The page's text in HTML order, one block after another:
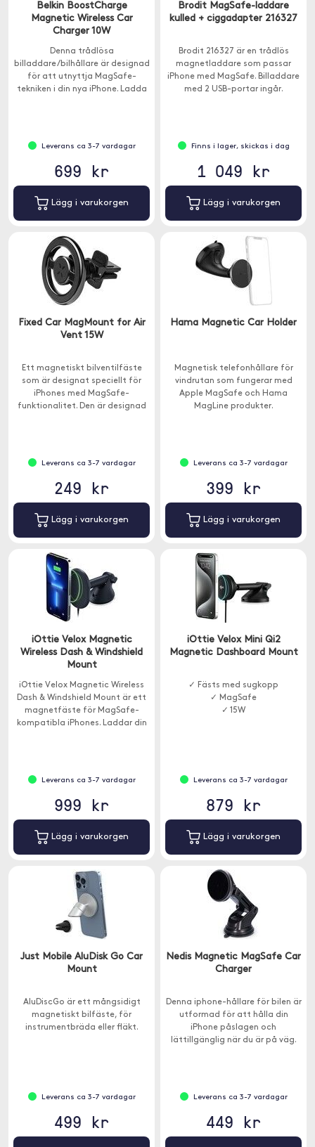
Belkin BoostCharge
Magnetic Wireless Car
Charger 10W
Denna trådlösa
billaddare/bilhållare är designad
för att utnyttja MagSafe-
tekniken i din nya iPhone. Ladda
Leverans ca 3-7 vardagar
699 kr
Lägg i varukorgen
Brodit MagSafe-laddare
kulled + ciggadapter 216327
Brodit 216327 är en trådlös
magnetladdare som passar
iPhone med MagSafe. Billaddare
med 2 USB-portar ingår.
Finns i lager, skickas i dag
1 049 kr
Lägg i varukorgen
Fixed Car MagMount for Air
Vent 15W
Ett magnetiskt bilventilfäste
som är designat speciellt för
iPhones med MagSafe-
funktionalitet. Den är designad
Leverans ca 3-7 vardagar
249 kr
Lägg i varukorgen
Hama Magnetic Car Holder
Magnetisk telefonhållare för
vindrutan som fungerar med
Apple MagSafe och Hama
MagLine produkter.
Leverans ca 3-7 vardagar
399 kr
Lägg i varukorgen
iOttie Velox Magnetic
Wireless Dash & Windshield
Mount
iOttie Velox Magnetic Wireless
Dash & Windshield Mount är ett
magnetfäste för MagSafe-
kompatibla iPhones. Laddar din
Leverans ca 3-7 vardagar
999 kr
Lägg i varukorgen
iOttie Velox Mini Qi2
Magnetic Dashboard Mount
✓ Fästs med sugkopp
✓ MagSafe
✓ 15W
Leverans ca 3-7 vardagar
879 kr
Lägg i varukorgen
Just Mobile AluDisk Go Car
Mount
AluDiscGo är ett mångsidigt
magnetiskt bilfäste, för
instrumentbräda eller fläkt.
Leverans ca 3-7 vardagar
499 kr
Nedis Magnetic MagSafe Car
Charger
Denna iphone-hållare för bilen är
utformad för att hålla din
iPhone påslagen och
lättillgänglig när du är på väg.
Leverans ca 3-7 vardagar
449 kr